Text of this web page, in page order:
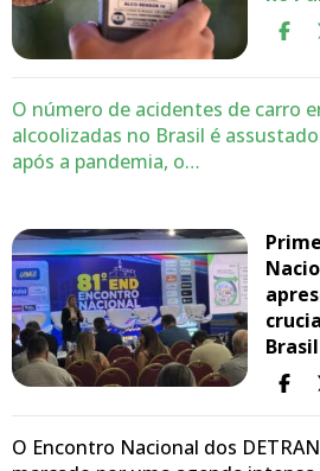
O número de acidentes de carro
alcoolizadas no Brasil é
após a pandemia, o…
Brasil
O Encontro Nacional dos